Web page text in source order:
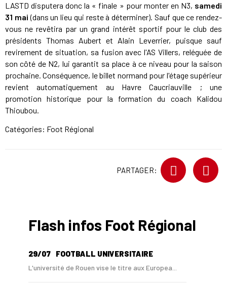
LASTD disputera donc la « finale » pour monter en N3, samedi
31 mai (dans un lieu qui reste à déterminer). Sauf que ce rendez-
vous ne revêtira par un grand intérêt sportif pour le club des
présidents Thomas Aubert et Alain Leverrier, puisque sauf
revirement de situation, sa fusion avec l'AS Villers, reléguée de
son côté de N2, lui garantit sa place à ce niveau pour la saison
prochaine. Conséquence, le billet normand pour l'étage supérieur
revient automatiquement au Havre Caucriauville ; une
promotion historique pour la formation du coach Kalidou
Thioubou.
Catégories: Foot Régional
PARTAGER:
Flash infos Foot Régional
29/07 FOOTBALL UNIVERSITAIRE
L'université de Rouen vise le titre aux Europea...